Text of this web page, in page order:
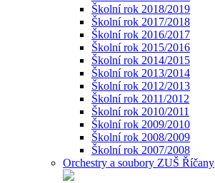
Školní rok 2018/2019
Školní rok 2017/2018
Školní rok 2016/2017
Školní rok 2015/2016
Školní rok 2014/2015
Školní rok 2013/2014
Školní rok 2012/2013
Školní rok 2011/2012
Školní rok 2010/2011
Školní rok 2009/2010
Školní rok 2008/2009
Školní rok 2007/2008
Orchestry a soubory ZUŠ Říčany